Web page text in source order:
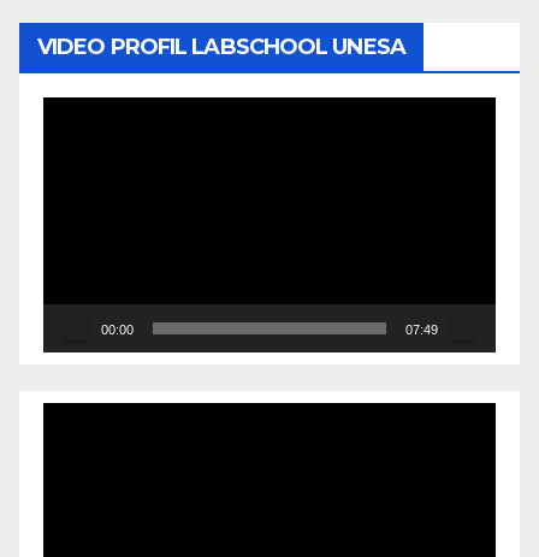
VIDEO PROFIL LABSCHOOL UNESA
00:00 07:49